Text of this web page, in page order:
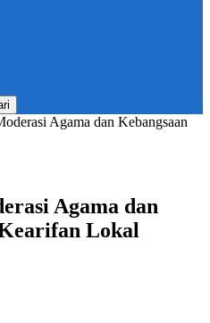
Agama dan Kebangsaan
Agama dan
Lokal